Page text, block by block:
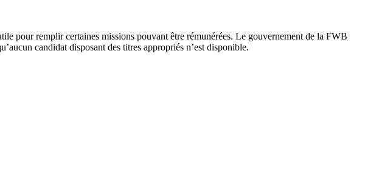
pour remplir certaines missions pouvant être rémunérées. Le gouvernement de la FWB
candidat disposant des titres appropriés n’est disponible.